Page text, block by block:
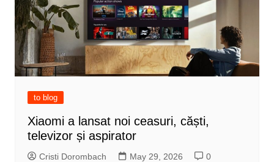
to blog
Xiaomi a lansat noi ceasuri, căști,
televizor și aspirator
Cristi Dorombach May 29, 2026 0